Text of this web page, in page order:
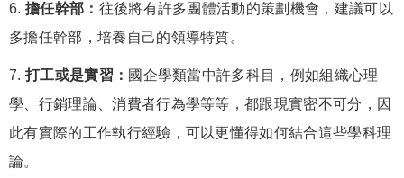
6. 擔任幹部： 往後將有許多團體活動的策劃機會，建議可以
多擔任幹部，培養自己的領導特質。
7. 打工或是實習： 國企學類當中許多科目，例如組織心理
學、行銷理論、消費者行為學等等，都跟現實密不可分，因
此有實際的工作執行經驗，可以更懂得如何結合這些學科理
論。